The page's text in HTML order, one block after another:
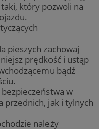
który pozwoli na
pieszych zachowaj
prędkość i ustąp
bądź
w
przednich, jak i tylnych
należy